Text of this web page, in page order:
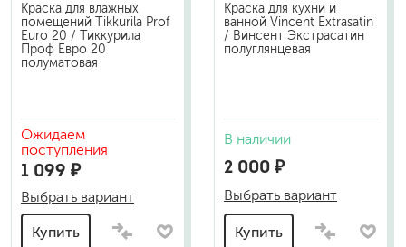
Краска для влажных
помещений Tikkurila Prof
Euro 20 / Тиккурила
Проф Евро 20
полуматовая
Ожидаем
поступления
1 099 ₽
Выбрать вариант
Купить
Краска для кухни и
ванной Vincent Extrasatin
/ Винсент Экстрасатин
полуглянцевая
В наличии
2 000 ₽
Выбрать вариант
Купить